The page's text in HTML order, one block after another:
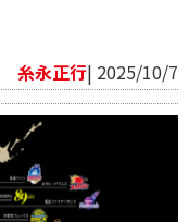
糸永正行| 2025/10/7